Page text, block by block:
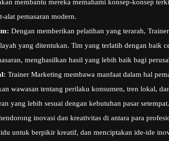
membantu mereka memahami konsep-konsep
pemasaran modern.
Dengan memberikan pelatihan yang terarah,
yang ditentukan. Tim yang terlatih dengan baik
menghasilkan hasil yang lebih baik bagi
Trainer Marketing membawa manfaat dalam hal
wawasan tentang perilaku konsumen, tren lokal,
yang lebih sesuai dengan kebutuhan pasar setempat.
inovasi dan kreativitas di antara para
untuk berpikir kreatif, dan menciptakan ide-ide